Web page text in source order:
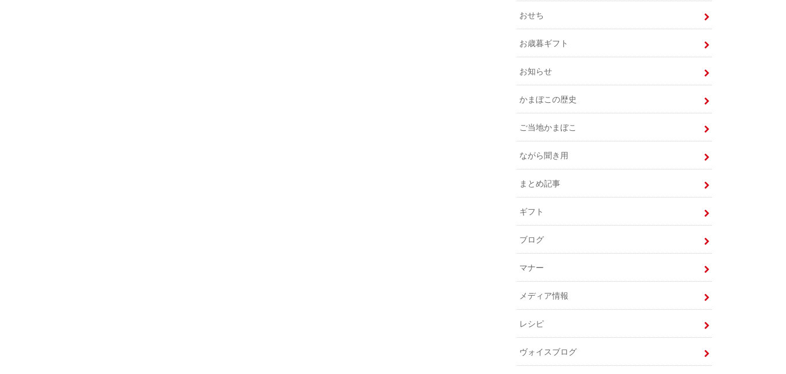
おせち
お歳暮ギフト
お知らせ
かまぼこの歴史
ご当地かまぼこ
ながら聞き用
まとめ記事
ギフト
ブログ
マナー
メディア情報
レシピ
ヴォイスブログ